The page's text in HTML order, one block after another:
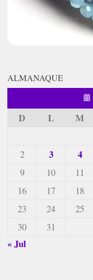
ALMANAQUE
D L M
2 3 4
9 10 11
16
17 18
23
24 25
30
31
« Jul